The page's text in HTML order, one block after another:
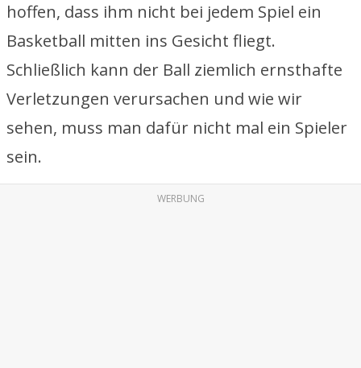
hoffen, dass ihm nicht bei jedem Spiel ein
Basketball mitten ins Gesicht fliegt.
Schließlich kann der Ball ziemlich ernsthafte
Verletzungen verursachen und wie wir
sehen, muss man dafür nicht mal ein Spieler
sein.
WERBUNG